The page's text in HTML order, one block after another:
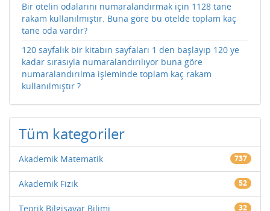
Bir otelin odalarını numaralandırmak için 1128 tane
rakam kullanılmıştır. Buna göre bu otelde toplam kaç
tane oda vardır?
120 sayfalık bir kitabın sayfaları 1 den başlayıp 120 ye
kadar sırasıyla numaralandırılıyor buna göre
numaralandırılma işleminde toplam kaç rakam
kullanılmıştır ?
Tüm kategoriler
Akademik Matematik 737
Akademik Fizik 52
Teorik Bilgisayar Bilimi 32